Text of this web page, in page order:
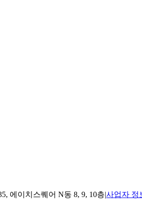
에이치스퀘어 N동 8, 9, 10층|사업자 정